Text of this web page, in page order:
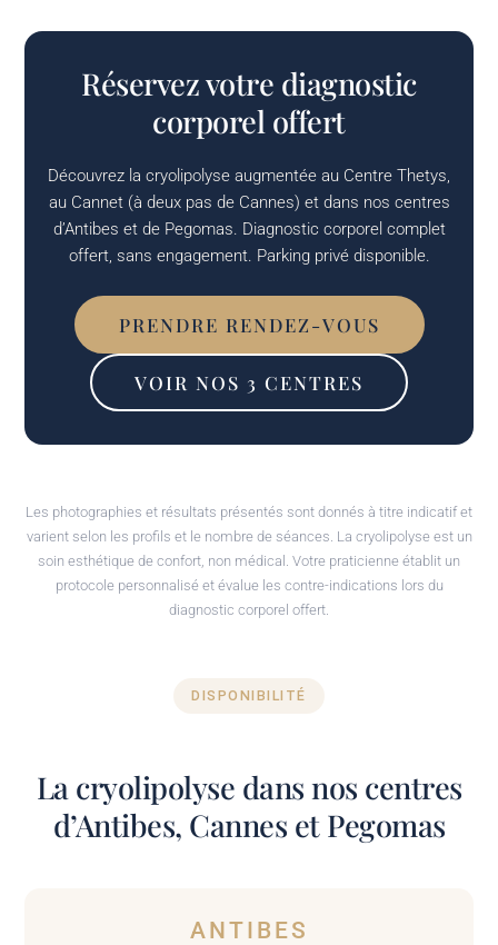
Réservez votre diagnostic
corporel offert
Découvrez la cryolipolyse augmentée au Centre Thetys,
au Cannet (à deux pas de Cannes) et dans nos centres
d’Antibes et de Pegomas. Diagnostic corporel complet
offert, sans engagement. Parking privé disponible.
PRENDRE RENDEZ-VOUS
VOIR NOS 3 CENTRES
Les photographies et résultats présentés sont donnés à titre indicatif et
varient selon les profils et le nombre de séances. La cryolipolyse est un
soin esthétique de confort, non médical. Votre praticienne établit un
protocole personnalisé et évalue les contre-indications lors du
diagnostic corporel offert.
DISPONIBILITÉ
La cryolipolyse dans nos centres
d’Antibes, Cannes et Pegomas
ANTIBES